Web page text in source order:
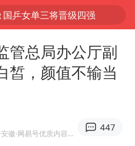
陈思诚零点晒照为佟丽娅庆生
新疆优化调整景区内自驾服务费
管总局办公厅副
皙，颜值不输当
安徽 ·网易号优质内容创作者
447